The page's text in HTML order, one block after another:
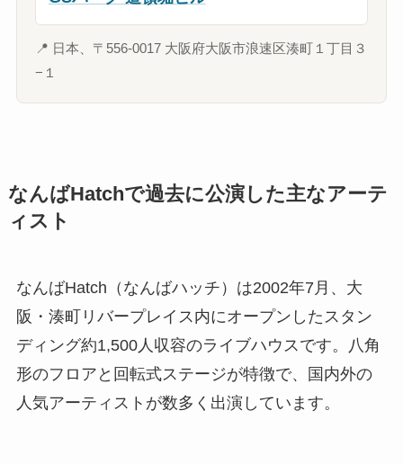
📍 日本、〒556-0017 大阪府大阪市浪速区湊町１丁目３
−１
なんばHatchで過去に公演した主なアーテ
ィスト
なんばHatch（なんばハッチ）は2002年7月、大
阪・湊町リバープレイス内にオープンしたスタン
ディング約1,500人収容のライブハウスです。八角
形のフロアと回転式ステージが特徴で、国内外の
人気アーティストが数多く出演しています。